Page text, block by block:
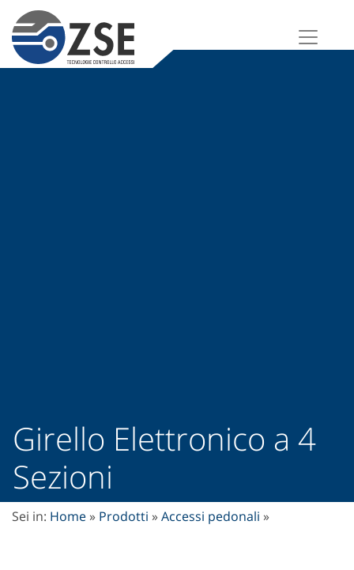
Girello Elettronico a 4
Sezioni
Sei in: Home » Prodotti »Accessi pedonali »